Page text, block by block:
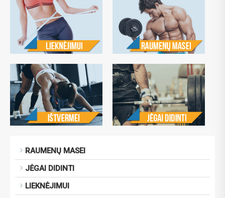
RAUMENŲ MASEI
JĖGAI DIDINTI
LIEKNĖJIMUI